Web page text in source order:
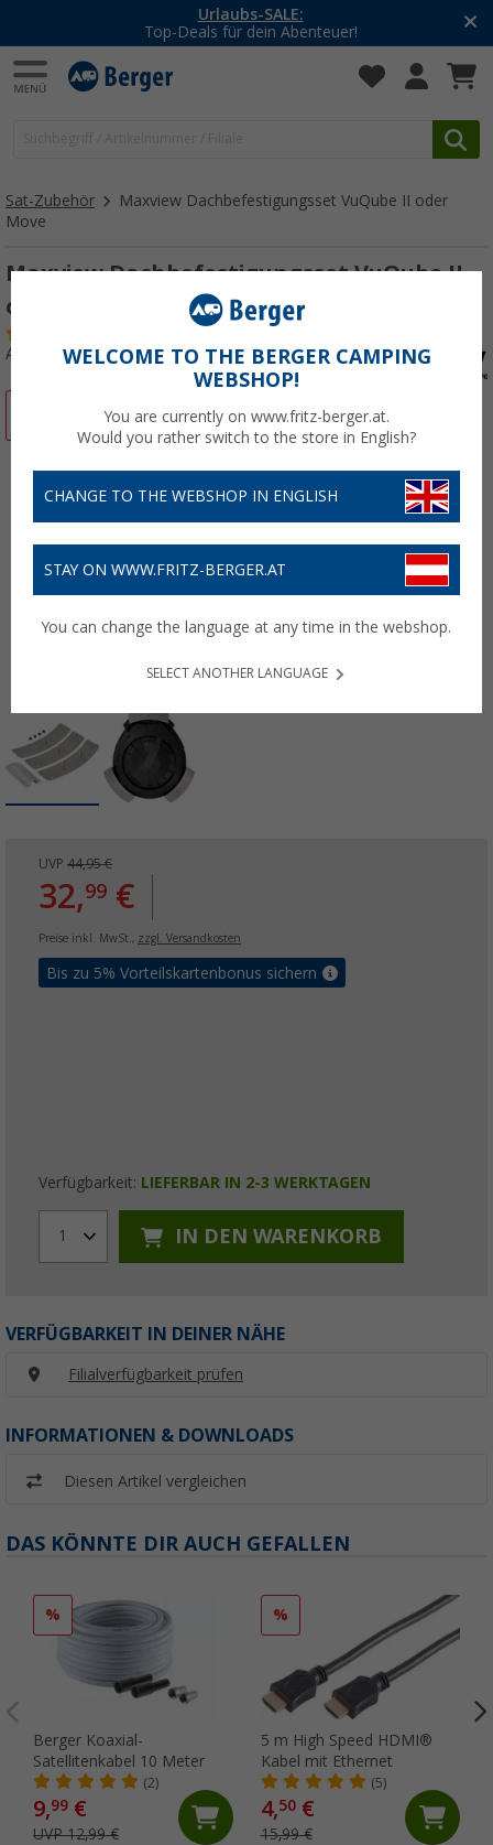
Urlaubs-SALE:
Top-Deals für dein Abenteuer!
Sat-Zubehör
Maxview Dachbefestigungsset VuQube II oder
Move
Maxview Dachbefestigungsset VuQube II
oder Move
Art.-Nr.: 256150
UVP 44,95 €
32,99 €
Preise inkl. MwSt., zzgl. Versandkosten
Bis zu 5% Vorteilskartenbonus sichern
Verfügbarkeit: LIEFERBAR IN 2-3 WERKTAGEN
1 IN DEN WARENKORB
VERFÜGBARKEIT IN DEINER NÄHE
Filialverfügbarkeit prüfen
INFORMATIONEN & DOWNLOADS
Diesen Artikel vergleichen
DAS KÖNNTE DIR AUCH GEFALLEN
%
Berger Koaxial-
Satellitenkabel 10 Meter
(2)
9,99 €
UVP 12,99 €
%
5 m High Speed HDMI®
Kabel mit Ethernet
(5)
4,50€
15,99 €
WELCOME TO THE BERGER CAMPING
WEBSHOP!
You are currently on www.fritz-berger.at.
Would you rather switch to the store in English?
CHANGE TO THE WEBSHOP IN ENGLISH
STAY ON WWW.FRITZ-BERGER.AT
You can change the language at any time in the webshop.
SELECT ANOTHER LANGUAGE